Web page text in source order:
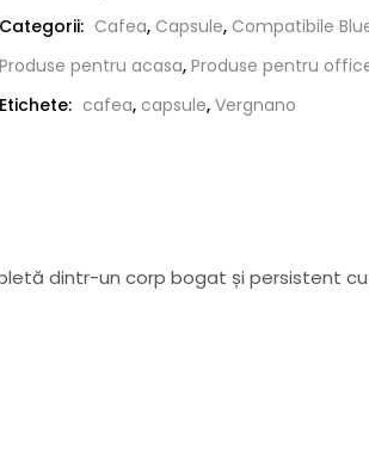
Categorii: Cafea, Capsule, Compatibile
Produse pentru acasa, Produse pentru
Etichete: cafea, capsule, Vergnano
dintr-un corp bogat și persistent